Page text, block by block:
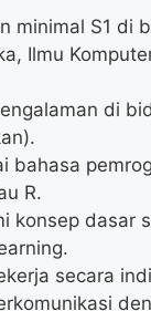
minimal S1 di
Ilmu
di
bahasa
R.
konsep dasar
secara